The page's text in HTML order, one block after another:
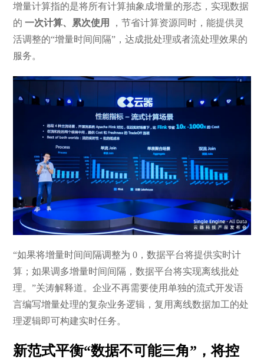
增量计算指的是将所有计算抽象成增量的形态，实现数据
的一次计算、累次使用
，节省计算资源同时，能提供灵
活调整的“增量时间间隔”，达成批处理或者流处理效果的
服务。
“如果将增量时间间隔调整为 0，数据平台将提供实时计
算；如果调多增量时间间隔，数据平台将实现离线批处
理。”关涛解释道。企业不再需要使用单独的流式开发语
言编写增量处理的复杂业务逻辑，复用离线数据加工的处
理逻辑即可构建实时任务。
新范式平衡“数据不可能三角”，将控